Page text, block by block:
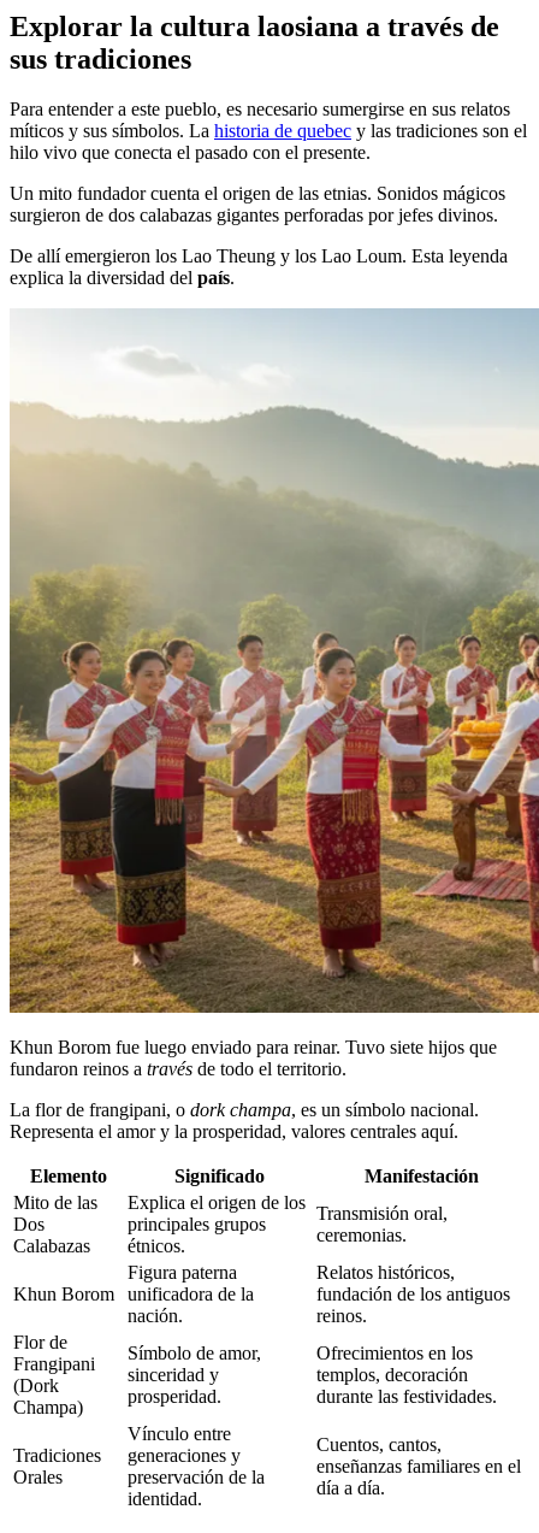
Explorar la cultura laosiana a través de
sus tradiciones
Para entender a este pueblo, es necesario sumergirse en sus relatos
míticos y sus símbolos. La historia de quebec y las tradiciones son el
hilo vivo que conecta el pasado con el presente.
Un mito fundador cuenta el origen de las etnias. Sonidos mágicos
surgieron de dos calabazas gigantes perforadas por jefes divinos.
De allí emergieron los Lao Theung y los Lao Loum. Esta leyenda
explica la diversidad del país.
Khun Borom fue luego enviado para reinar. Tuvo siete hijos que
fundaron reinos a través de todo el territorio.
La flor de frangipani, o dork champa, es un símbolo nacional.
Representa el amor y la prosperidad, valores centrales aquí.
Elemento Significado
Manifestación
Mito de las
Dos
Calabazas
Explica el origen de los
principales grupos
étnicos.
Transmisión oral,
ceremonias.
Khun Borom
Figura paterna
unificadora de la
nación.
Relatos históricos,
fundación de los antiguos
reinos.
Flor de
Frangipani
(Dork
Champa)
Símbolo de amor,
sinceridad y
prosperidad.
Ofrecimientos en los
templos, decoración
durante las festividades.
Tradiciones
Orales
Vínculo entre
generaciones y
preservación de la
identidad.
Cuentos, cantos,
enseñanzas familiares en el
día a día.